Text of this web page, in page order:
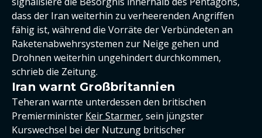
dass der Iran weiterhin zu verheerenden Angriffen
fähig ist, während die Vorräte der Verbündeten an
Raketenabwehrsystemen zur Neige gehen und
Drohnen weiterhin ungehindert durchkommen,
schrieb die Zeitung.
Iran warnt Großbritannien
Teheran warnte unterdessen den britischen
Premierminister Keir Starmer, sein jüngster
Kurswechsel bei der Nutzung britischer